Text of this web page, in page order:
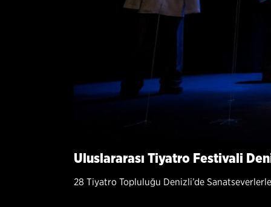
Uluslararası Tiyatro Festivali
28 Tiyatro Topluluğu Denizli’de